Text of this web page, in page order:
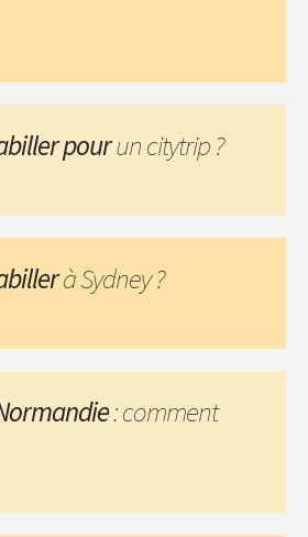
pourun citytrip ?
à Sydney ?
: comment